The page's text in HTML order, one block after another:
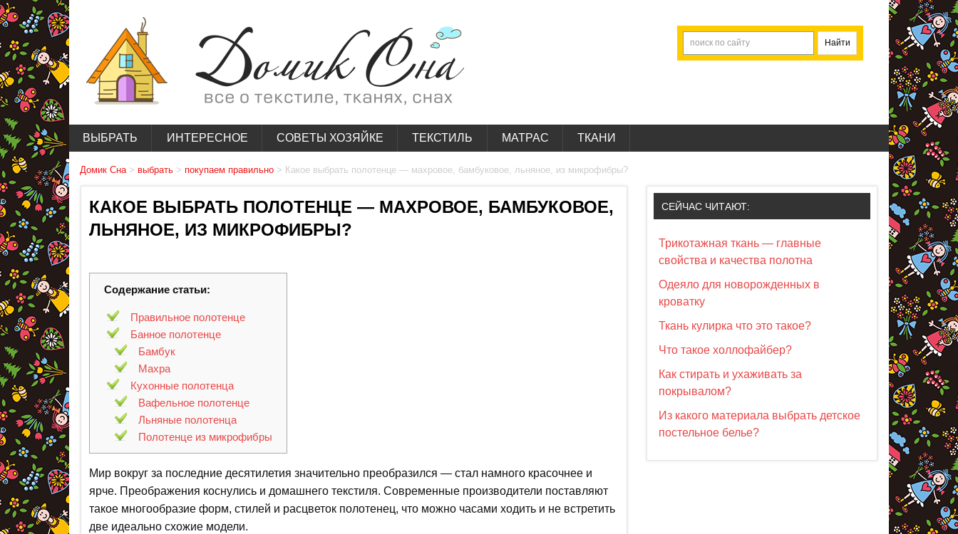
ВЫБРАТЬ ИНТЕРЕСНОЕ СОВЕТЫ ХОЗЯЙКЕ ТЕКСТИЛЬ МАТРАС ТКАНИ
Домик Сна> выбрать > покупаем правильно > Какое выбрать полотенце — махровое, бамбуковое, льняное, из микрофибры?
КАКОЕ ВЫБРАТЬ ПОЛОТЕНЦЕ — МАХРОВОЕ, БАМБУКОВОЕ,
ЛЬНЯНОЕ, ИЗ МИКРОФИБРЫ?
Содержание статьи:
Правильное полотенце
Банное полотенце
Бамбук
Махра
Кухонные полотенца
Вафельное полотенце
Льняные полотенца
Полотенце из микрофибры
Мир вокруг за последние десятилетия значительно преобразился — стал намного красочнее и
ярче. Преображения коснулись и домашнего текстиля. Современные производители поставляют
такое многообразие форм, стилей и расцветок полотенец, что можно часами ходить и не встретить
две идеально схожие модели.
СЕЙЧАС ЧИТАЮТ:
Трикотажная ткань — главные
свойства и качества полотна
Одеяло для новорожденных в
кроватку
Ткань кулирка что это такое?
Что такое холлофайбер?
Как стирать и ухаживать за
покрывалом?
Из какого материала выбрать детское
постельное белье?